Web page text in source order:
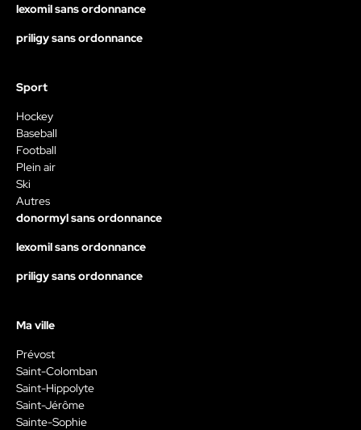
lexomil sans ordonnance
priligy sans ordonnance
Sport
Hockey
Baseball
Football
Plein air
Ski
Autres
donormyl sans ordonnance
lexomil sans ordonnance
priligy sans ordonnance
Ma ville
Prévost
Saint-Colomban
Saint-Hippolyte
Saint-Jérôme
Sainte-Sophie